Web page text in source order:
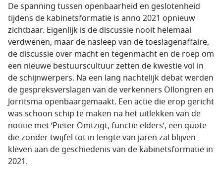
De spanning tussen openbaarheid en geslotenheid
tijdens de kabinetsformatie is anno 2021 opnieuw
zichtbaar. Eigenlijk is de discussie nooit helemaal
verdwenen, maar de nasleep van de toeslagenaffaire,
de discussie over macht en tegenmacht en de roep om
een nieuwe bestuurscultuur zetten de kwestie vol in
de schijnwerpers. Na een lang nachtelijk debat werden
de gespreksverslagen van de verkenners Ollongren en
Jorritsma openbaargemaakt. Een actie die erop gericht
was schoon schip te maken na het uitlekken van de
notitie met ‘Pieter Omtzigt, functie elders’, een quote
die zonder twijfel tot in lengte van jaren zal blijven
kleven aan de geschiedenis van de kabinetsformatie in
2021.